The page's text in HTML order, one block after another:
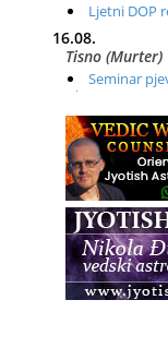
Ljetni DOP
16.08.
Tisno (Murter)
Seminar
glasa“
20.08.
Online
Radionica:
otvoreno za
21.08.
Zagreb+Online
Osnovni
22.08.
Pula